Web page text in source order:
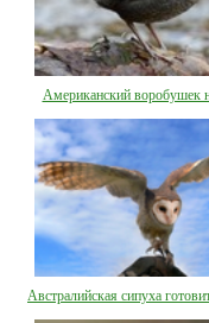
Американский воробушек
Австралийская сипуха